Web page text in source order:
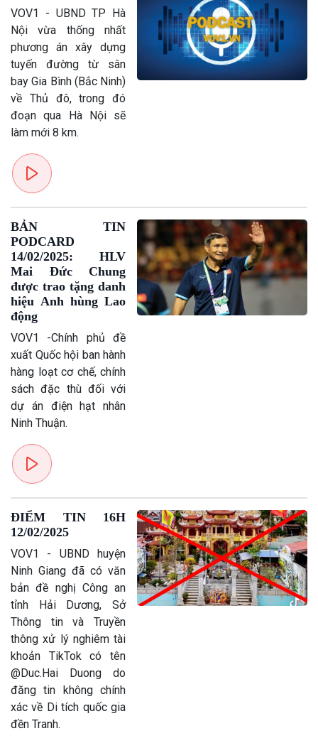
Thời sự 12h
Thời sự 18h
Thời sự 21h30
Bản tin
Chuyên mục
Chính trị
Tin Chính trị
Chính phủ với người dân
Quốc hội với cử tri
Xây dựng đảng
Đảng trong cuộc sống
Nhận diện sự thật
Pháp luật và đời sống
Thế giới
VOV1 - UBND TP Hà
Nội vừa thống nhất
phương án xây dựng
tuyến đường từ sân
bay Gia Bình (Bắc Ninh)
về Thủ đô, trong đó
đoạn qua Hà Nội sẽ
làm mới 8 km.
BẢN TIN
PODCARD
14/02/2025: HLV
Mai Đức Chung
được trao tặng danh
hiệu Anh hùng Lao
động
VOV1 -Chính phủ đề
xuất Quốc hội ban hành
hàng loạt cơ chế, chính
sách đặc thù đối với
dự án điện hạt nhân
Ninh Thuận.
ĐIỂM TIN 16H
12/02/2025
VOV1 - UBND huyện
Ninh Giang đã có văn
bản đề nghị Công an
tỉnh Hải Dương, Sở
Thông tin và Truyền
thông xử lý nghiêm tài
khoản TikTok có tên
@Duc.Hai Duong do
đăng tin không chính
xác về Di tích quốc gia
đền Tranh.